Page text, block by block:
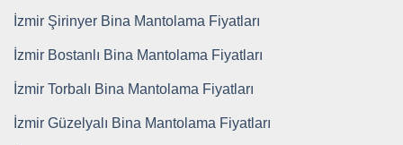
İzmir Şirinyer Bina Mantolama Fiyatları
İzmir Bostanlı Bina Mantolama Fiyatları
İzmir Torbalı Bina Mantolama Fiyatları
İzmir Güzelyalı Bina Mantolama Fiyatları